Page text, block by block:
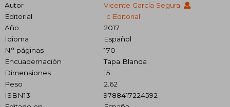
Autor
Vicente García Segura
Editorial
Ic Editorial
Año
2017
Idioma
Español
N° páginas
170
Encuadernación
Tapa Blanda
Dimensiones
15
Peso
2.62
ISBN13
9788417224592